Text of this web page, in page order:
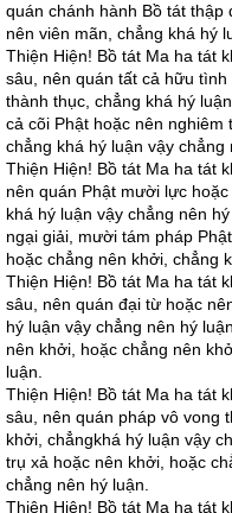
quán chánh hành Bồ tát thập
nên viên mãn, chẳng khá hý
Thiện Hiện! Bồ tát Ma ha tát
sâu, nên quán tất cả hữu
thành thục, chẳng khá hý
cả cõi Phật hoặc nên nghiêm
chẳng khá hý luận vậy chẳng
Thiện Hiện! Bồ tát Ma ha tát
nên quán Phật mười lực
khá hý luận vậy chẳng nên
ngại giải, mười tám pháp
hoặc chẳng nên khởi, chẳng
Thiện Hiện! Bồ tát Ma ha tát
sâu, nên quán đại từ hoặc
hý luận vậy chẳng nên hý
nên khởi, hoặc chẳng nên
luận.
Thiện Hiện! Bồ tát Ma ha tát
sâu, nên quán pháp vô vong
khởi, chẳngkhá hý luận vậy
trụ xả hoặc nên khởi, hoặc
chẳng nên hý luận.
Thiện Hiện! Bồ tát Ma ha tát